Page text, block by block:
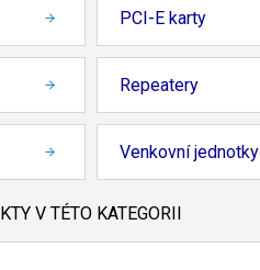
PCI-E karty
Repeatery
Venkovní jednotky
V TÉTO KATEGORII